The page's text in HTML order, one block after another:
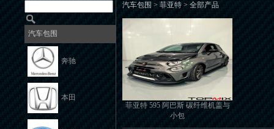
汽车包围
奔驰
本田
汽车包围 > 菲亚特 > 全部产品
菲亚特 595 阿巴斯 碳纤维机盖与
小包